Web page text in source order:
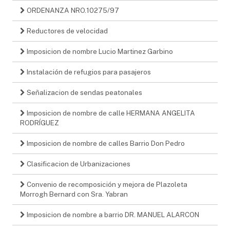
ORDENANZA NRO.10275/97
Reductores de velocidad
Imposicion de nombre Lucio Martinez Garbino
Instalación de refugios para pasajeros
Señalizacion de sendas peatonales
Imposicion de nombre de calle HERMANA ANGELITA
RODRÍGUEZ
Imposicion de nombre de calles Barrio Don Pedro
Clasificacion de Urbanizaciones
Convenio de recomposición y mejora de Plazoleta
Morrogh Bernard con Sra. Yabran
Imposicion de nombre a barrio DR. MANUEL ALARCON